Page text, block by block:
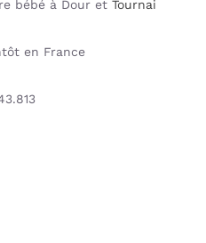
bébé à Dour et Tournai
en France